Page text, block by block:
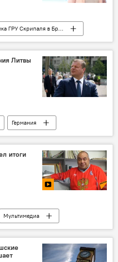
Отравление бывшего полковника ГРУ Скрипаля в Британии
Великобритания
Сергей Скрипаль
си"
Литвы
Германия
Меркель
итоги
Мультимедиа